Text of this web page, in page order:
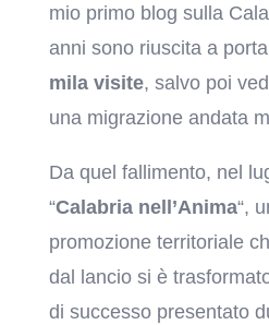
mio primo blog sulla
anni sono riuscita a
mila visite, salvo poi
una migrazione andata
Da quel fallimento, nel
“Calabria nell’Anima“,
promozione territoriale
dal lancio si è
di successo presentato